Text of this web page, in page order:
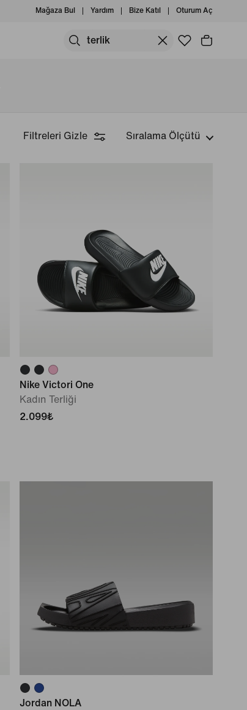
Mağaza Bul Yardım Bize Katıl Oturum Aç
Filtreleri Gizle Sıralama Ölçütü
Nike Victori One
Kadın Terliği
2.099₺
Jordan NOLA